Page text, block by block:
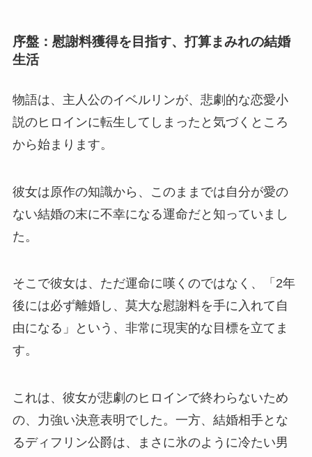
序盤：慰謝料獲得を目指す、打算まみれの結婚
生活
物語は、主人公のイベルリンが、悲劇的な恋愛小
説のヒロインに転生してしまったと気づくところ
から始まります。
彼女は原作の知識から、このままでは自分が愛の
ない結婚の末に不幸になる運命だと知っていまし
た。
そこで彼女は、ただ運命に嘆くのではなく、「2年
後には必ず離婚し、莫大な慰謝料を手に入れて自
由になる」という、非常に現実的な目標を立てま
す。
これは、彼女が悲劇のヒロインで終わらないため
の、力強い決意表明でした。一方、結婚相手とな
るディフリン公爵は、まさに氷のように冷たい男